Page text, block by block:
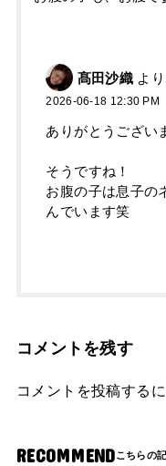
髙田沙織 よ
2026-06-18 12:30 PM
ありがとうござい
そうですね！
お腹の子は息子の
んでいます笑
コメントを残す
コメントを投稿する
RECOMMEND